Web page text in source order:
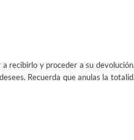
recibirlo y proceder a su
Recuerda que anulas la